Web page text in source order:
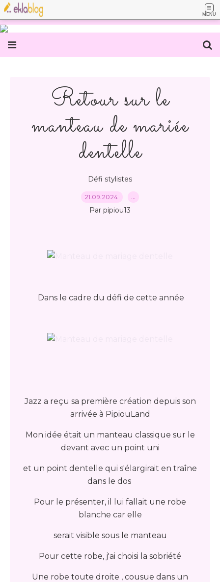
MENU
Retour sur le
manteau de mariée
dentelle
Défi stylistes
21.09.2024 …
Par pipiou13
Dans le cadre du défi de cette année
Jazz a reçu sa première création depuis son
arrivée à PipiouLand
Mon idée était un manteau classique sur le
devant avec un point uni
et un point dentelle qui s'élargirait en traîne
dans le dos
Pour le présenter, il lui fallait une robe
blanche car elle
serait visible sous le manteau
Pour cette robe, j'ai choisi la sobriété
Une robe toute droite , cousue dans un